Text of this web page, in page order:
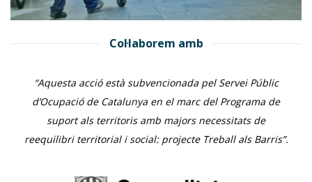
Col·laborem amb
“Aquesta acció està subvencionada pel Servei Públic
d’Ocupació de Catalunya en el marc del Programa de
suport als territoris amb majors necessitats de
reequilibri territorial i social: projecte Treball als Barris”.